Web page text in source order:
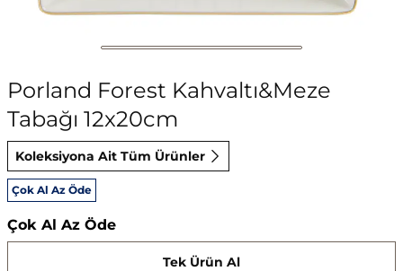
Porland Forest Kahvaltı&Meze
Tabağı 12x20cm
Koleksiyona Ait Tüm Ürünler
Çok Al Az Öde
Çok Al Az Öde
Tek Ürün Al